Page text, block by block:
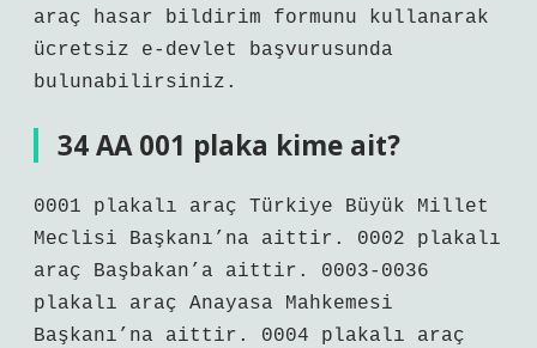
araç hasar bildirim formunu kullanarak
ücretsiz e-devlet başvurusunda
bulunabilirsiniz.
34 AA 001 plaka kime ait?
0001 plakalı araç Türkiye Büyük Millet
Meclisi Başkanı’na aittir. 0002 plakalı
araç Başbakan’a aittir. 0003-0036
plakalı araç Anayasa Mahkemesi
Başkanı’na aittir. 0004 plakalı araç